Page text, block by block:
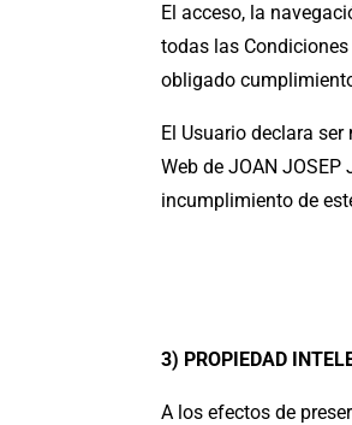
El acceso, la
todas las
obligado
El Usuario declara
Web de JOAN
incumplimiento de
3) PROPIEDAD
A los efectos de